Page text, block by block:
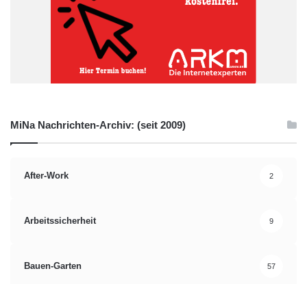
MiNa Nachrichten-Archiv: (seit 2009)
After-Work 2
Arbeitssicherheit 9
Bauen-Garten 57